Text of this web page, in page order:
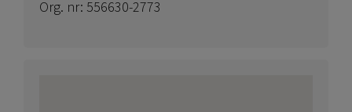
Org. nr: 556630-2773